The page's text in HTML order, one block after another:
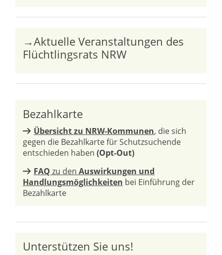
→Aktuelle Veranstaltungen des
Flüchtlingsrats NRW
Bezahlkarte
Übersicht zu NRW-Kommunen, die sich
gegen die Bezahlkarte für Schutzsuchende
entschieden haben (Opt-Out)
FAQ zu den Auswirkungen und
Handlungsmöglichkeiten bei Einführung der
Bezahlkarte
Unterstützen Sie uns!